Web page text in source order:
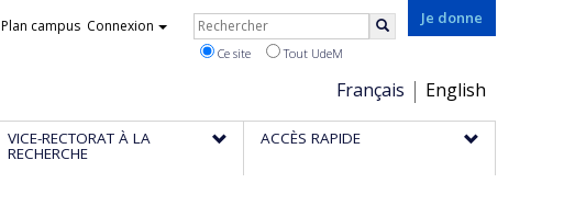
Je donne
Choix
de
la
Français English
Plan campus Connexion Rechercher
Ce site Tout UdeM
VICE-RECTORAT À LA
RECHERCHE
ACCÈS RAPIDE